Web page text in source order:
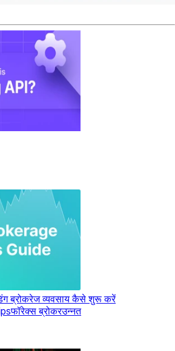
ब्रोकरेज व्यवसाय कैसे शुरू करें
फॉरेक्स ब्रोकरउन्नत